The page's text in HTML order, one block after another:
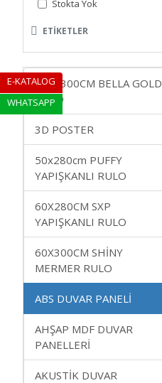
ETIKETLER
Stokta Yok
120X300CM BELLA GOLD
RULO
3D POSTER
50x280cm PUFFY
YAPIŞKANLI RULO
60X280CM SXP
YAPIŞKANLI RULO
60X300CM SHİNY
MERMER RULO
ABS DUVAR PANELİ
AHŞAP MDF DUVAR
PANELLERİ
AKUSTİK DUVAR
E-KATALOG
WHATSAPP